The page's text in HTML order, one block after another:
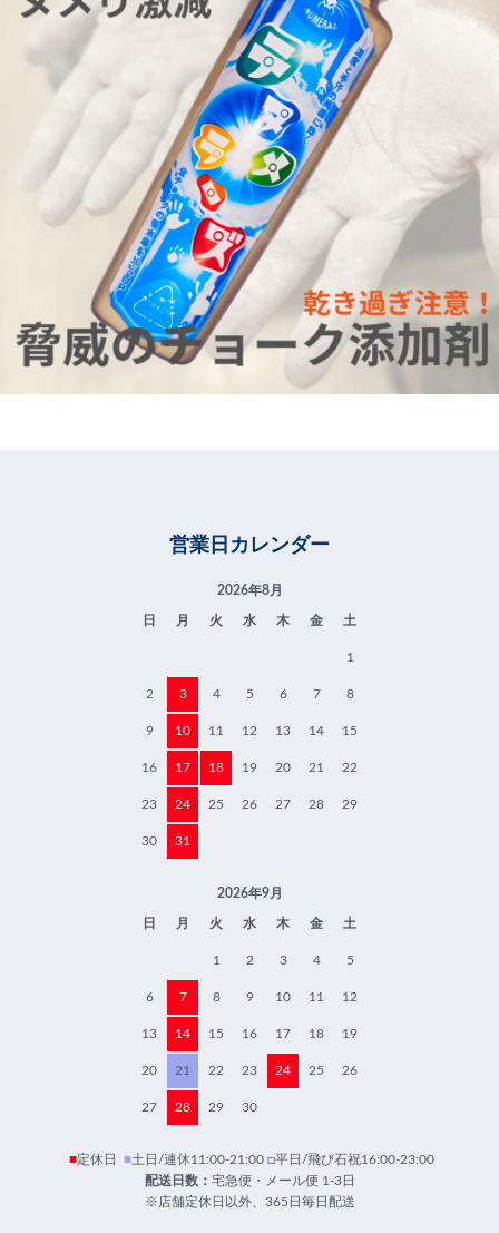
営業日カレンダー
2026年8月
日 月 火 水 木 金 土
1
2 3 4 5 6 7 8
9 10 11 12 13 14 15
16 17 18 19 20 21 22
23 24 25 26 27 28 29
30 31
2026年9月
日 月 火 水 木 金 土
1 2 3 4 5
6 7 8 9 10 11 12
13 14 15 16 17 18 19
20 21 22 23 24 25 26
27 28 29 30
■定休日 ■土日/連休11:00-21:00 □平日/飛び石祝16:00-23:00
配送日数： 宅急便・メール便 1-3日
※店舗定休日以外、365日毎日配送